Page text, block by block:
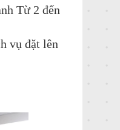
Từ 2 đến
vụ đặt lên